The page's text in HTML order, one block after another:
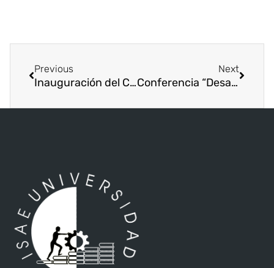
Previous
Inauguración del Centro de Emprendimiento, Innovación e Investigación de ISAE Universidad
Next
Conferencia “Desarrollo Empresarial: Éxito y fracaso de las Pymes”